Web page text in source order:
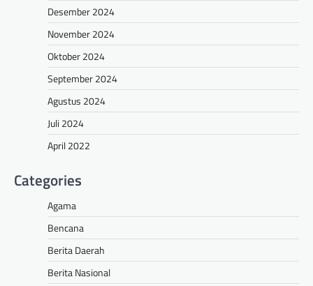
Desember 2024
November 2024
Oktober 2024
September 2024
Agustus 2024
Juli 2024
April 2022
Categories
Agama
Bencana
Berita Daerah
Berita Nasional